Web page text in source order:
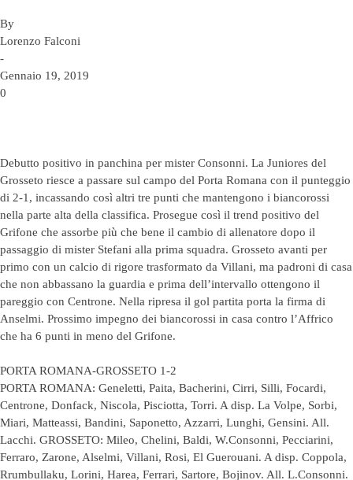
By
Lorenzo Falconi
-
Gennaio 19, 2019
0
Debutto positivo in panchina per mister Consonni. La Juniores del
Grosseto riesce a passare sul campo del Porta Romana con il punteggio
di 2-1, incassando così altri tre punti che mantengono i biancorossi
nella parte alta della classifica. Prosegue così il trend positivo del
Grifone che assorbe più che bene il cambio di allenatore dopo il
passaggio di mister Stefani alla prima squadra. Grosseto avanti per
primo con un calcio di rigore trasformato da Villani, ma padroni di casa
che non abbassano la guardia e prima dell’intervallo ottengono il
pareggio con Centrone. Nella ripresa il gol partita porta la firma di
Anselmi. Prossimo impegno dei biancorossi in casa contro l’Affrico
che ha 6 punti in meno del Grifone.
PORTA ROMANA-GROSSETO 1-2
PORTA ROMANA: Geneletti, Paita, Bacherini, Cirri, Silli, Focardi,
Centrone, Donfack, Niscola, Pisciotta, Torri. A disp. La Volpe, Sorbi,
Miari, Matteassi, Bandini, Saponetto, Azzarri, Lunghi, Gensini. All.
Lacchi. GROSSETO: Mileo, Chelini, Baldi, W.Consonni, Pecciarini,
Ferraro, Zarone, Alselmi, Villani, Rosi, El Guerouani. A disp. Coppola,
Rrumbullaku, Lorini, Harea, Ferrari, Sartore, Bojinov. All. L.Consonni.